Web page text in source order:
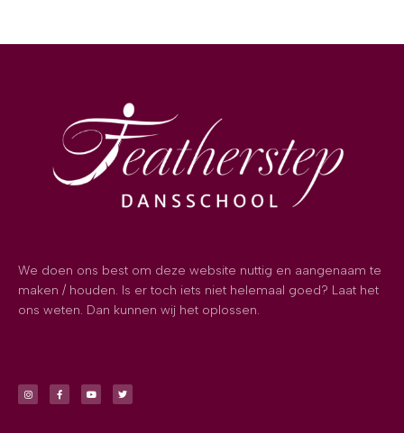
We doen ons best om deze website nuttig en aangenaam te
maken / houden. Is er toch iets niet helemaal goed? Laat het
ons weten. Dan kunnen wij het oplossen.